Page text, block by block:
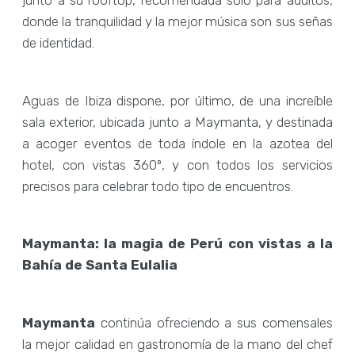
donde la tranquilidad y la mejor música son sus señas
de identidad.
Aguas de Ibiza dispone, por último, de una increíble
sala exterior, ubicada junto a Maymanta, y destinada
a acoger eventos de toda índole en la azotea del
hotel, con vistas 360º, y con todos los servicios
precisos para celebrar todo tipo de encuentros.
Maymanta: la magia de Perú con vistas a la
Bahía de Santa Eulalia
Maymanta continúa ofreciendo a sus comensales
la mejor calidad en gastronomía de la mano del chef